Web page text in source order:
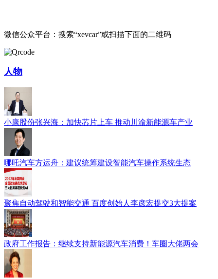
微信公众平台：搜索“xevcar”或扫描下面的二维码
人物
小康股份张兴海：加快芯片上车 推动川渝新能源车产业
哪吒汽车方运舟：建议统筹建设智能汽车操作系统生态
聚焦自动驾驶和智能交通 百度创始人李彦宏提交3大提案
政府工作报告：继续支持新能源汽车消费！车圈大佬两会